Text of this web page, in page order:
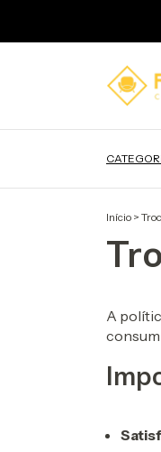
Início >
A